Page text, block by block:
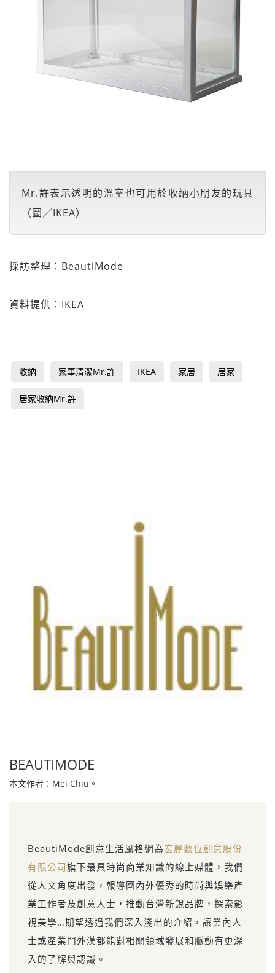
Mr.許表示透明的溫室也可用於收納小朋友的玩具
（圖／IKEA）
採訪整理：BeautiMode
資料提供：IKEA
收納 家事清潔Mr.許 IKEA 家居 居家
居家收納Mr.許
BEAUTIMODE
本文作者：Mei Chiu。
BeautiMode創意生活風格網為宏麗數位創意股份
有限公司旗下最具時尚商業知識的線上媒體，我們
從人文角度出發，報導國內外優秀的時尚與娛樂產
業工作者及創意人士，推動台灣新銳品牌，探索影
視美學…期望透過我們深入淺出的介紹，讓業內人
士或產業門外漢都能對相關領域發展和脈動有更深
入的了解與認識。